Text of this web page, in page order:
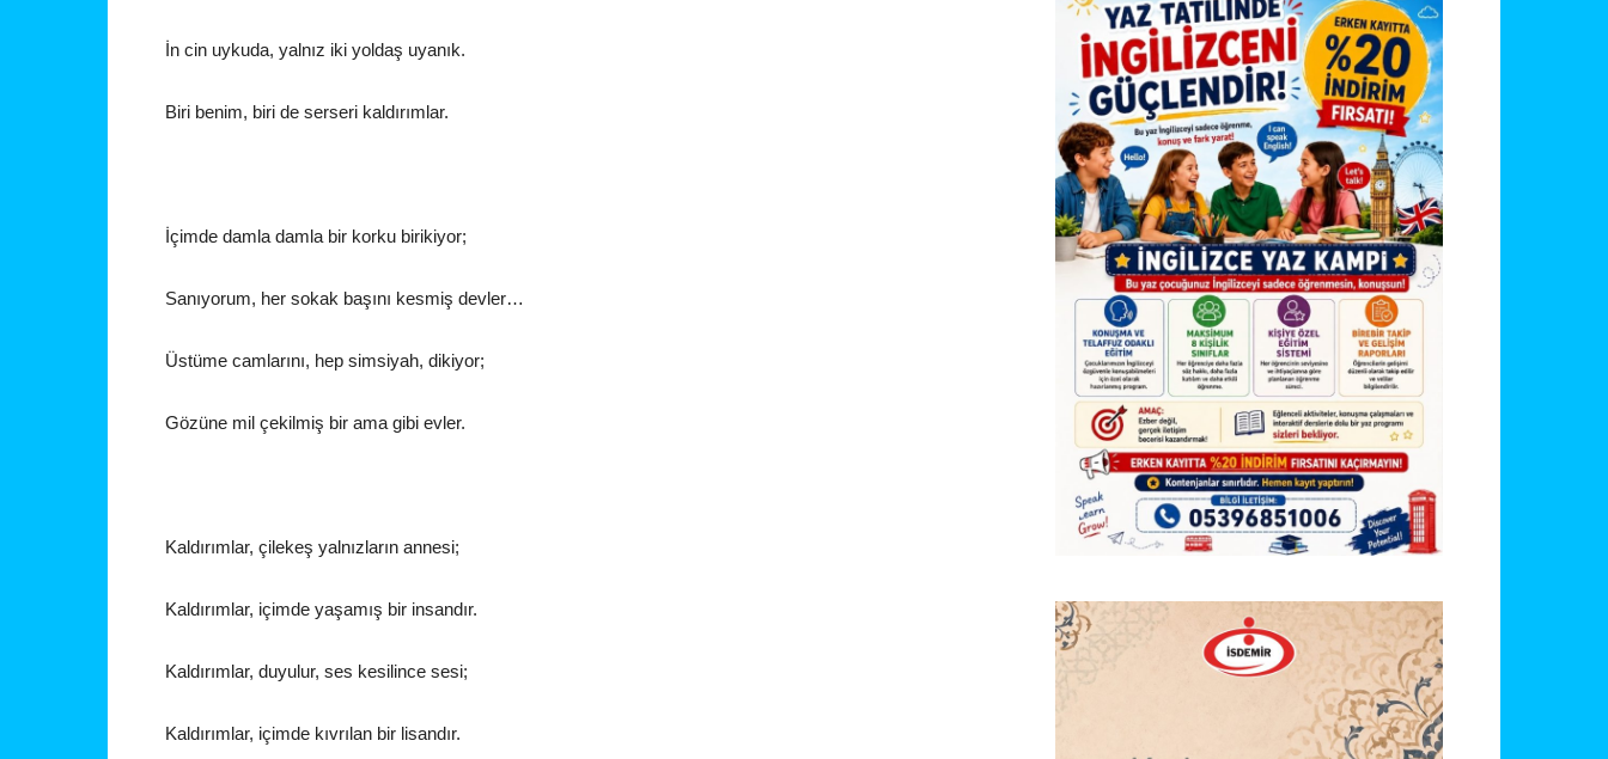
İn cin uykuda, yalnız iki yoldaş uyanık.
Biri benim, biri de serseri kaldırımlar.
İçimde damla damla bir korku birikiyor;
Sanıyorum, her sokak başını kesmiş devler…
Üstüme camlarını, hep simsiyah, dikiyor;
Gözüne mil çekilmiş bir ama gibi evler.
Kaldırımlar, çilekeş yalnızların annesi;
Kaldırımlar, içimde yaşamış bir insandır.
Kaldırımlar, duyulur, ses kesilince sesi;
Kaldırımlar, içimde kıvrılan bir lisandır.